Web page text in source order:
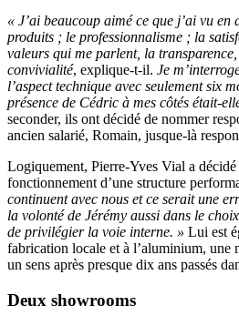
« J’ai beaucoup aimé ce que j’ai vu
produits ; le professionnalisme ; la
valeurs qui me parlent, la
convivialité, explique-t-il. Je
l’aspect technique avec seulement six
présence de Cédric à mes côtés était-
seconder, ils ont décidé de nommer
ancien salarié, Romain, jusque-là
Logiquement, Pierre-Yves Vial a
fonctionnement d’une structure
continuent avec nous et ce serait une
la volonté de Jérémy aussi dans le
de privilégier la voie interne. » Lui est
fabrication locale et à l’aluminium, une
un sens après presque dix ans passés
Deux showrooms